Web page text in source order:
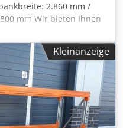
2.860 mm /
mm Wir bieten Ihnen
des Hersteller
Daten zum
Typ: NS Im
neu
900 mm
u. Diagonalstreben,
Codpfx Ashm Sr
) 04x Werkbanktraversen,
Kleinanzeige